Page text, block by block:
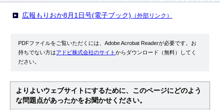
広報もりおか8月1日号(電子ブック) （外部リンク）
PDFファイルをご覧いただくには、Adobe Acrobat Readerが必要です。お
持ちでない方はアドビ株式会社のサイトからダウンロード（無料）してく
ださい。
よりよいウェブサイトにするために、このページにどのよう
な問題点があったかをお聞かせください。